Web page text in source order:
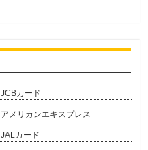
JCBカード
アメリカンエキスプレス
JALカード